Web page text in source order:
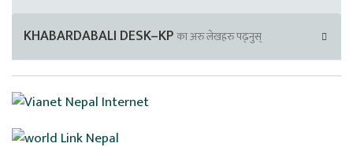
KHABARDABALI DESK–KPका अरु लेखहरु पढ्नुस्